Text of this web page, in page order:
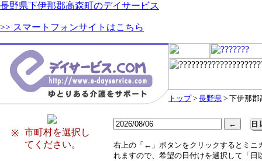
長野県下伊那郡高森町のデイサービス
>> スマートフォンサイトはこちら
トップ> 長野県 > 下伊那郡
※
市町村を選択し
てください。
右上の「←」ボタンをクリックするとミニ
れますので、希望の日付けを選択して「日